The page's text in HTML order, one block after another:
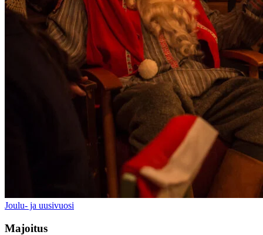
Joulu- ja uusivuosi
Majoitus